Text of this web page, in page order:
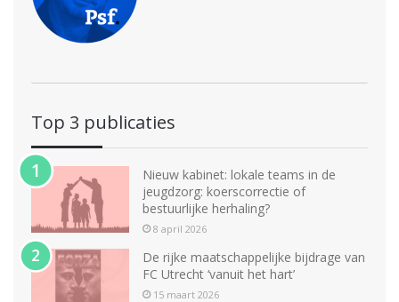
Top 3 publicaties
Nieuw kabinet: lokale teams in de
jeugdzorg: koerscorrectie of
bestuurlijke herhaling?
8 april 2026
De rijke maatschappelijke bijdrage van
FC Utrecht ‘vanuit het hart’
15 maart 2026